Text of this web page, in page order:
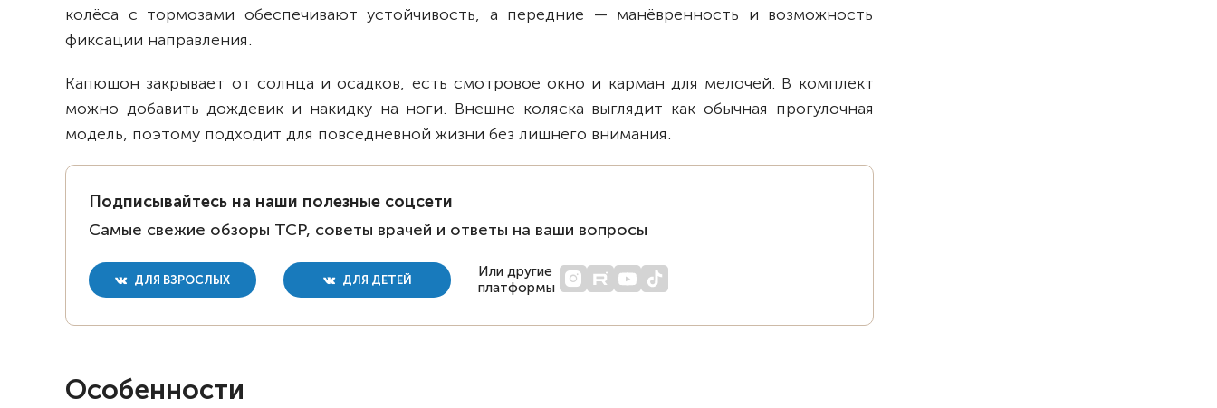
колёса с тормозами обеспечивают устойчивость, а передние — манёвренность и возможность
фиксации направления.
Капюшон закрывает от солнца и осадков, есть смотровое окно и карман для мелочей. В комплект
можно добавить дождевик и накидку на ноги. Внешне коляска выглядит как обычная прогулочная
модель, поэтому подходит для повседневной жизни без лишнего внимания.
Подписывайтесь на наши полезные соцсети
Самые свежие обзоры ТСР, советы врачей и ответы на ваши вопросы
ДЛЯ ВЗРОСЛЫХ ДЛЯ ДЕТЕЙ
Или другие
платформы
Особенности